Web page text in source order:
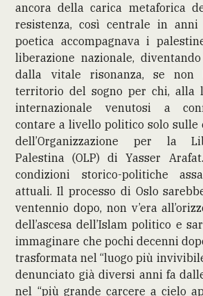
ancora della carica metaforica
resistenza, così centrale in
poetica accompagnava i
liberazione nazionale,
dalla vitale risonanza, se non
territorio del sogno per chi, alla
internazionale venutosi a
contare a livello politico solo sulle
dell’Organizzazione per la
Palestina (OLP) di Yasser
condizioni storico-politiche
attuali. Il processo di Oslo
ventennio dopo, non v’era
dell’ascesa dell’Islam politico e
immaginare che pochi decenni
trasformata nel “luogo più
denunciato già diversi anni fa
nel “più grande carcere a cielo